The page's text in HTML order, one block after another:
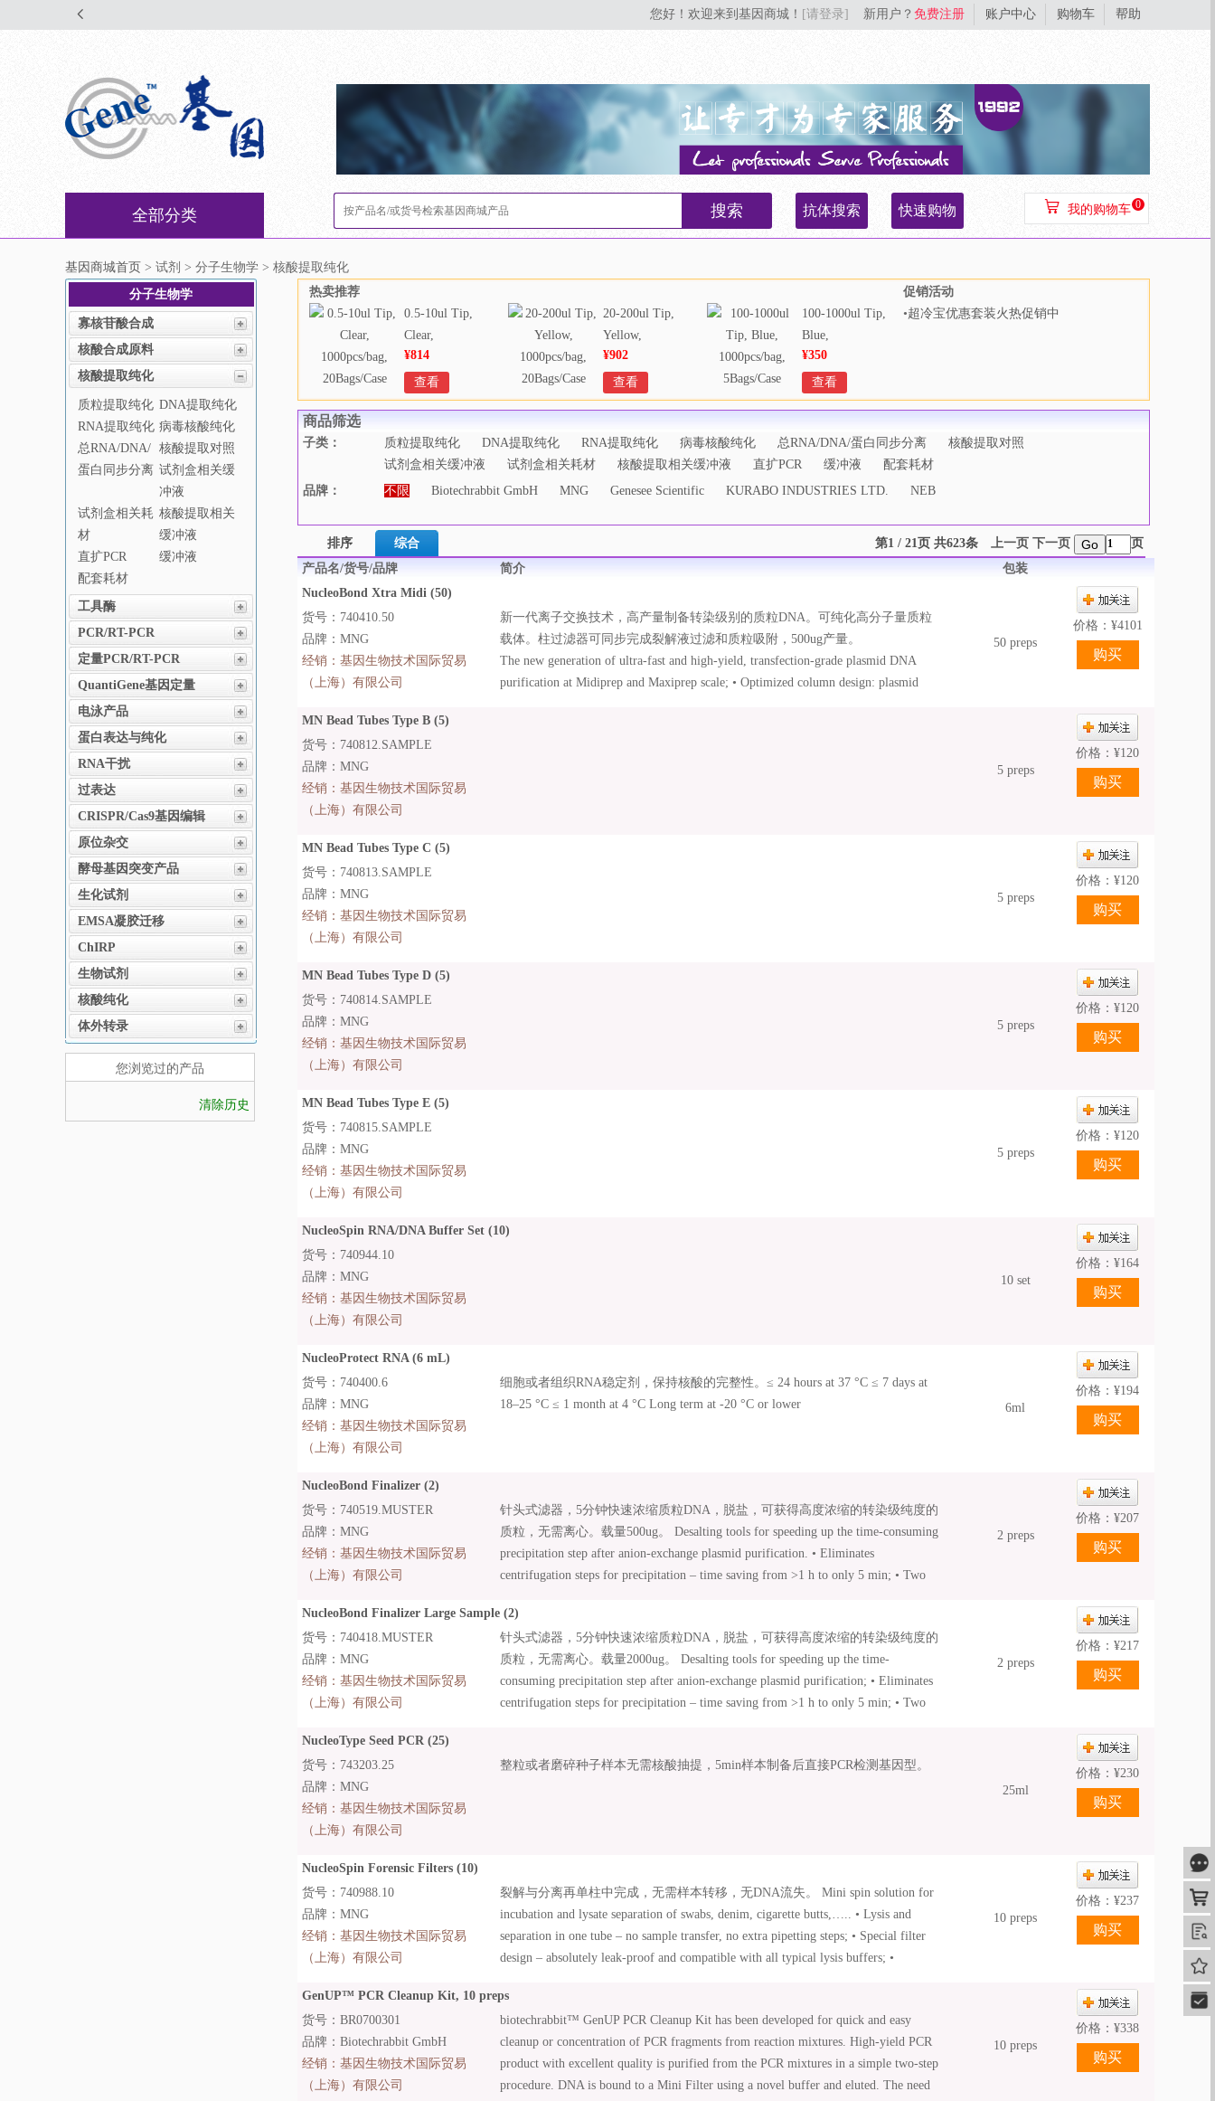
您好！欢迎来到基因商城！ [请登录] 新用户？ 免费注册 账户中心 购物车 帮助
全部分类 搜索 抗体搜索 快速购物 0
我的购物车
基因商城首页 > 试剂 > 分子生物学 > 核酸提取纯化
分子生物学
寡核苷酸合成
核酸合成原料
核酸提取纯化
质粒提取纯化 DNA提取纯化
RNA提取纯化 病毒核酸纯化
总RNA/DNA/
蛋白同步分离
核酸提取对照
试剂盒相关缓
冲液
试剂盒相关耗
材
核酸提取相关
缓冲液
直扩PCR
缓冲液
配套耗材
工具酶
PCR/RT-PCR
定量PCR/RT-PCR
QuantiGene基因定量
电泳产品
蛋白表达与纯化
RNA干扰
过表达
CRISPR/Cas9基因编辑
原位杂交
酵母基因突变产品
生化试剂
EMSA凝胶迁移
ChIRP
生物试剂
核酸纯化
体外转录
您浏览过的产品
清除历史
热卖推荐
0.5-10ul Tip,
Clear,
1000pcs/bag,
20Bags/Case
¥814
查看
20-200ul Tip,
Yellow,
1000pcs/bag,
20Bags/Case
¥902
查看
100-1000ul Tip,
Blue,
1000pcs/bag,
5Bags/Case
¥350
查看
促销活动
•超冷宝优惠套装火热促销中
商品筛选
子类： 质粒提取纯化 DNA提取纯化 RNA提取纯化 病毒核酸纯化 总RNA/DNA/蛋白同步分离
核酸提取对照
试剂盒相关缓冲液
试剂盒相关耗材 核酸提取相关缓冲液 直扩PCR 缓冲液
配套耗材
品牌：
不限 Biotechrabbit GmbH MNG Genesee Scientific KURABO INDUSTRIES LTD. NEB
排序 综合 第1 / 21页 共623条 上一页 下一页 Go
页
产品名/货号/品牌
简介
包装
NucleoBond Xtra Midi (50)
50 preps
价格： ¥4101
货号：740410.50
品牌：MNG
经销： 基因生物技术国际贸易
（上海）有限公司
新一代离子交换技术，高产量制备转染级别的质粒DNA。可纯化高分子量质粒
载体。柱过滤器可同步完成裂解液过滤和质粒吸附，500ug产量。
The new generation of ultra-fast and high-yield, transfection-grade plasmid DNA
purification at Midiprep and Maxiprep scale; • Optimized column design: plasmid
MN Bead Tubes Type B (5)
5 preps
价格： ¥120
货号：740812.SAMPLE
品牌：MNG
经销： 基因生物技术国际贸易
（上海）有限公司
MN Bead Tubes Type C (5)
5 preps
价格： ¥120
货号：740813.SAMPLE
品牌：MNG
经销： 基因生物技术国际贸易
（上海）有限公司
MN Bead Tubes Type D (5)
5 preps
价格： ¥120
货号：740814.SAMPLE
品牌：MNG
经销： 基因生物技术国际贸易
（上海）有限公司
MN Bead Tubes Type E (5)
5 preps
价格： ¥120
货号：740815.SAMPLE
品牌：MNG
经销： 基因生物技术国际贸易
（上海）有限公司
NucleoSpin RNA/DNA Buffer Set (10)
10 set
价格： ¥164
货号：740944.10
品牌：MNG
经销： 基因生物技术国际贸易
（上海）有限公司
NucleoProtect RNA (6 mL)
6ml
价格： ¥194
货号：740400.6
品牌：MNG
经销： 基因生物技术国际贸易
（上海）有限公司
细胞或者组织RNA稳定剂，保持核酸的完整性。≤ 24 hours at 37 °C ≤ 7 days at
18–25 °C ≤ 1 month at 4 °C Long term at -20 °C or lower
NucleoBond Finalizer (2)
2 preps
价格： ¥207
货号：740519.MUSTER
品牌：MNG
经销： 基因生物技术国际贸易
（上海）有限公司
针头式滤器，5分钟快速浓缩质粒DNA，脱盐，可获得高度浓缩的转染级纯度的
质粒，无需离心。载量500ug。 Desalting tools for speeding up the time-consuming
precipitation step after anion-exchange plasmid purification. • Eliminates
centrifugation steps for precipitation – time saving from >1 h to only 5 min; • Two
concentrated plasmid DNA; • No loss of DNA pellets or incomplete solubilization of
hardly visible precipitates.
NucleoBond Finalizer Large Sample (2)
2 preps
价格： ¥217
货号：740418.MUSTER
品牌：MNG
经销： 基因生物技术国际贸易
（上海）有限公司
针头式滤器，5分钟快速浓缩质粒DNA，脱盐，可获得高度浓缩的转染级纯度的
质粒，无需离心。载量2000ug。 Desalting tools for speeding up the time-
consuming precipitation step after anion-exchange plasmid purification; • Eliminates
centrifugation steps for precipitation – time saving from >1 h to only 5 min; • Two
hardly visible precipitates.
NucleoType Seed PCR (25)
25ml
价格： ¥230
货号：743203.25
品牌：MNG
经销： 基因生物技术国际贸易
（上海）有限公司
整粒或者磨碎种子样本无需核酸抽提，5min样本制备后直接PCR检测基因型。
NucleoSpin Forensic Filters (10)
10 preps
价格： ¥237
货号：740988.10
品牌：MNG
经销： 基因生物技术国际贸易
（上海）有限公司
裂解与分离再单柱中完成，无需样本转移，无DNA流失。 Mini spin solution for
incubation and lysate separation of swabs, denim, cigarette butts,….. • Lysis and
separation in one tube – no sample transfer, no extra pipetting steps; • Special filter
design – absolutely leak-proof and compatible with all typical lysis buffers; •
contamination due to collection tube with lid. • Ethylene oxide treated – free of
amplifiable DNA
GenUP™ PCR Cleanup Kit, 10 preps
10 preps
价格： ¥338
货号：BR0700301
品牌：Biotechrabbit GmbH
经销： 基因生物技术国际贸易
（上海）有限公司
biotechrabbit™ GenUP PCR Cleanup Kit has been developed for quick and easy
cleanup or concentration of PCR fragments from reaction mixtures. High-yield PCR
product with excellent quality is purified from the PCR mixtures in a simple two-step
procedure. DNA is bound to a Mini Filter using a novel buffer and eluted. The need
购
查
我
快